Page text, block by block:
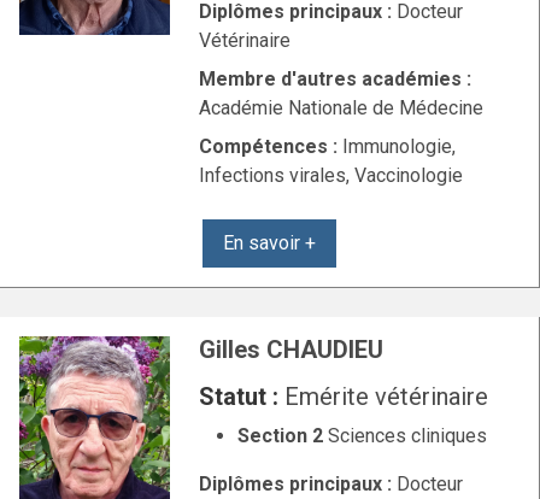
Diplômes principaux : Docteur
Vétérinaire
Membre d'autres académies :
Académie Nationale de Médecine
Compétences :
Infections virales, Vaccinologie
En savoir +
Gilles CHAUDIEU
Statut : Emérite vétérinaire
Section 2Sciences cliniques
Diplômes principaux : Docteur